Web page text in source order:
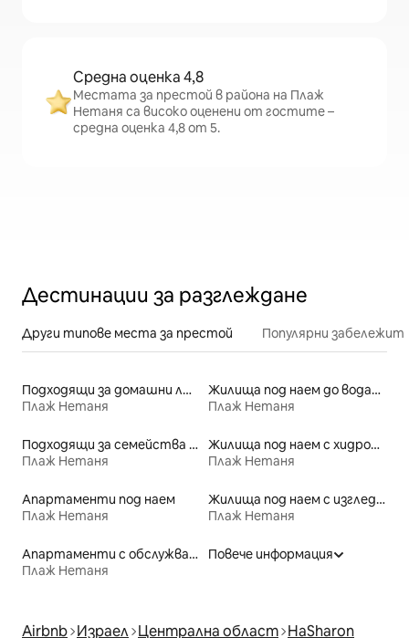
Средна оценка 4,8
Местата за престой в района на Плаж
Нетаня са високо оценени от гостите –
средна оценка 4,8 от 5.
Дестинации за разглеждане
Други типове места за престой Популярни
Подходящи за домашни любимци места под наем
Плаж Нетаня
Жилища под наем до водата
Плаж Нетаня
Подходящи за семейства места под наем
Плаж Нетаня
Жилища под наем с хидромасажна вана
Плаж Нетаня
Апартаменти под наем
Плаж Нетаня
Жилища под наем с изглед към плажа
Плаж Нетаня
Апартаменти с обслужване под наем
Плаж Нетаня
Повече информация
Airbnb Израел Централна област HaSharon